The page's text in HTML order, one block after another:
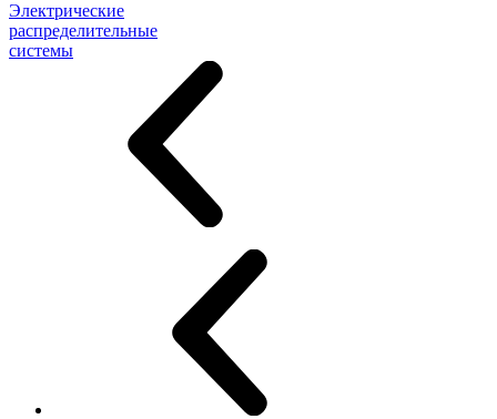
Электрические
распределительные
системы